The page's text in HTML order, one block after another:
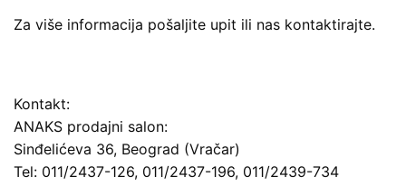
Za više informacija pošaljite upit ili nas kontaktirajte.
Kontakt:
ANAKS prodajni salon:
Sinđelićeva 36, Beograd (Vračar)
Tel: 011/2437-126, 011/2437-196, 011/2439-734